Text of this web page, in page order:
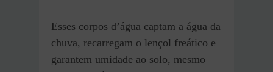
Esses corpos d’água captam a água da
chuva, recarregam o lençol freático e
garantem umidade ao solo, mesmo